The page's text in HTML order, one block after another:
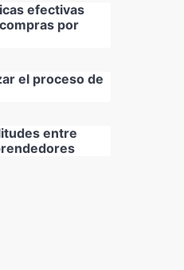
efectivas
por
el proceso de
entre